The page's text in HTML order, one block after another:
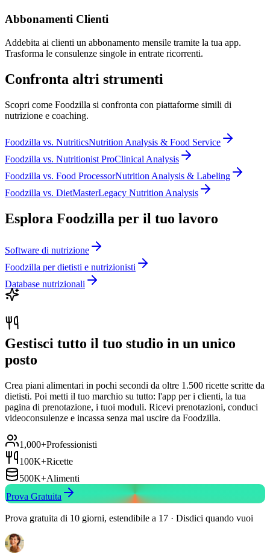
Abbonamenti Clienti
Addebita ai clienti un abbonamento mensile tramite la tua app.
Trasforma le consulenze singole in entrate ricorrenti.
Confronta altri strumenti
Scopri come Foodzilla si confronta con piattaforme simili di
nutrizione e coaching.
Foodzilla vs. NutriticsNutrition Analysis & Food Service
Foodzilla vs. Nutritionist ProClinical Analysis
Foodzilla vs. Food ProcessorNutrition Analysis & Labeling
Foodzilla vs. DietMasterLegacy Nutrition Analysis
Esplora Foodzilla per il tuo lavoro
Software di nutrizione
Foodzilla per dietisti e nutrizionisti
Database nutrizionali
Gestisci tutto il tuo studio in un unico
posto
Crea piani alimentari in pochi secondi da oltre 1.500 ricette scritte da
dietisti. Poi metti il tuo marchio su tutto: l'app per i clienti, la tua
pagina di prenotazione, i tuoi moduli. Ricevi prenotazioni, conduci
videoconsulenze e incassa senza mai uscire da Foodzilla.
1,000+Professionisti
100K+Ricette
500K+Alimenti
Prova Gratuita
Prova gratuita di 10 giorni, estendibile a 17 · Disdici quando vuoi